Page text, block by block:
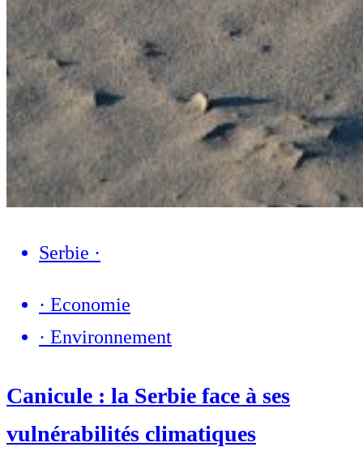
Serbie ·
· Economie
· Environnement
Canicule : la Serbie face à ses
vulnérabilités climatiques